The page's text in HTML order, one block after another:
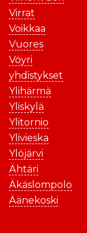
Virrat
Voikkaa
Vuores
Vöyri
yhdistykset
Ylihärmä
Yliskylä
Ylitornio
Ylivieska
Ylöjärvi
Ähtäri
Äkäslompolo
Äänekoski